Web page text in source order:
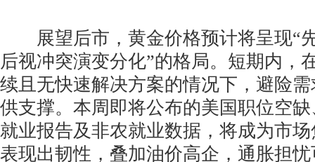
展望后市，黄金价格预计将呈现“
后视冲突演变分化”的格局。短期内，
续且无快速解决方案的情况下，避险
供支撑。本周即将公布的美国职位空
就业报告及非农就业数据，将成为市
表现出韧性，叠加油价高企，通胀担